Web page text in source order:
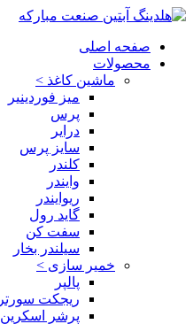
صفحه اصلی
محصولات
ماشین کاغذ >
میز فوردینیر
پرس
درایر
سایز پرس
کلندر
وایندر
ریوایندر
گاید رول
سفت کن
سیلندر بخار
خمیر سازی >
پالپر
ریجکت سورتر
پرشر اسکرین